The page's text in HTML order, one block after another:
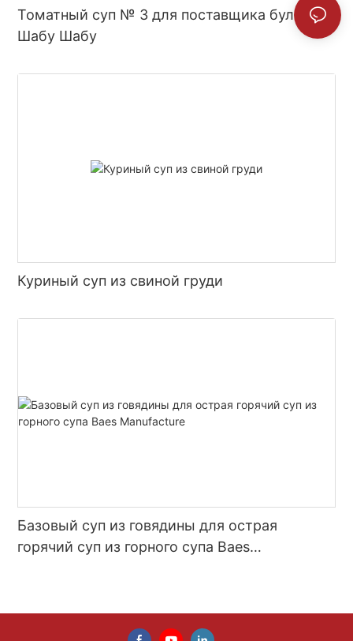
Томатный суп № 3 для поставщика бульона
Шабу Шабу
Куриный суп из свиной груди
Базовый суп из говядины для острая
горячий суп из горного супа Baes